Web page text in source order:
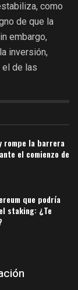
como
de que la
embargo,
inversión,
de las
rompe la barrera
el comienzo de
que podría
staking: ¿Te